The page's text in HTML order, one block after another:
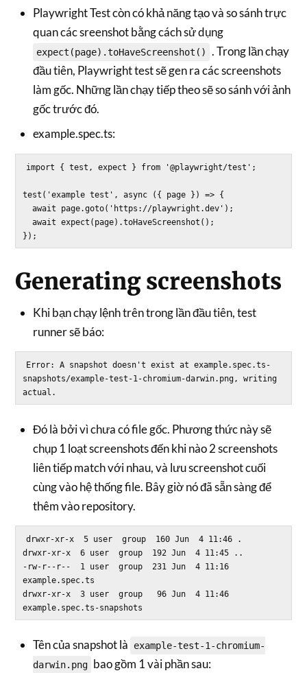
Playwright Test còn có khả năng tạo và so sánh trực
quan các sreenshot bằng cách sử dụng
expect(page).toHaveScreenshot()
. Trong lần chạy
đầu tiên, Playwright test sẽ gen ra các screenshots
làm gốc. Những lần chạy tiếp theo sẽ so sánh với ảnh
gốc trước đó.
example.spec.ts:
import { test, expect } from '@playwright/test';
test('example test', async ({ page }) => {
  await page.goto('https://playwright.dev');
  await expect(page).toHaveScreenshot();
Generating screenshots
Khi bạn chạy lệnh trên trong lần đầu tiên, test
runner sẽ báo:
Error: A snapshot doesn't exist at example.spec.ts-
snapshots/example-test-1-chromium-darwin.png, writing
Đó là bởi vì chưa có file gốc. Phương thức này sẽ
chụp 1 loạt screenshots đến khi nào 2 screenshots
liên tiếp match với nhau, và lưu screenshot cuối
cùng vào hệ thống file. Bây giờ nó đã sẵn sàng để
thêm vào repository.
drwxr-xr-x  5 user  group  160 Jun  4 11:46 .
drwxr-xr-x  6 user  group  192 Jun  4 11:45 ..
-rw-r--r--  1 user  group  231 Jun  4 11:16
example.spec.ts
drwxr-xr-x  3 user  group   96 Jun  4 11:46
Tên của snapshot là
example-test-1-chromium-
darwin.png bao gồm 1 vài phần sau: